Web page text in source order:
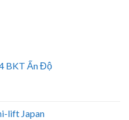
BKT Ấn Độ
lift Japan